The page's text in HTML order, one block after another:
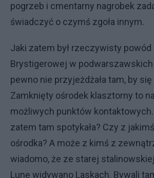
pogrzeb i cmentarny nagrobek
świadczyć o czymś zgoła innym.
Jaki zatem był rzeczywisty
Brystigerowej w podwarszawskich
pewno nie przyjeżdżała tam, by
Zamknięty ośrodek klasztorny to
możliwych punktów
zatem tam spotykała? Czy z
ośrodka? A może z kimś z
wiadomo, że ze starej
Lunę widywano Laskach. Bywali